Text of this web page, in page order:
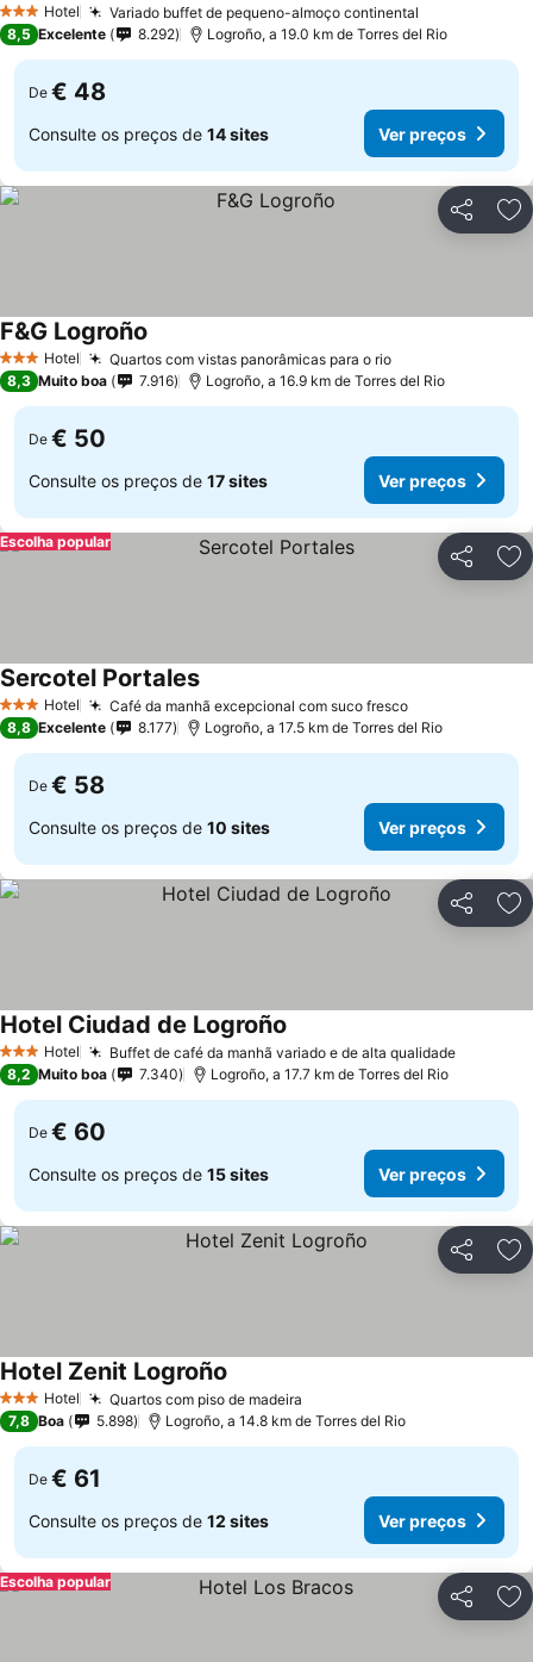
3 EstrelasHotel Variado buffet de pequeno-almoço continental
8,5 Excelente 8.292 Logroño, a 19.0 km de Torres del Rio
De € 48
Consulte os preços de 14 sites Ver preços
Partilhar
3 EstrelasHotel Quartos com vistas panorâmicas para o rio
F&G Logroño
8,3 Muito boa 7.916 Logroño, a 16.9 km de Torres del Rio
De € 50
Consulte os preços de 17 sites Ver preços
Partilhar
Escolha popular
3 EstrelasHotel Café da manhã excepcional com suco fresco
Sercotel Portales
8,8 Excelente 8.177 Logroño, a 17.5 km de Torres del Rio
De € 58
Consulte os preços de 10 sites Ver preços
Partilhar
3 EstrelasHotel Buffet de café da manhã variado e de alta qualidade
Hotel Ciudad de Logroño
8,2 Muito boa 7.340 Logroño, a 17.7 km de Torres del Rio
De € 60
Consulte os preços de 15 sites Ver preços
Partilhar
3 EstrelasHotel Quartos com piso de madeira
Hotel Zenit Logroño
7,8 Boa 5.898 Logroño, a 14.8 km de Torres del Rio
De € 61
Consulte os preços de 12 sites Ver preços
Partilhar
Escolha popular